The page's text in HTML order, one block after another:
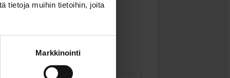
tietoja muihin tietoihin, joita
Markkinointi